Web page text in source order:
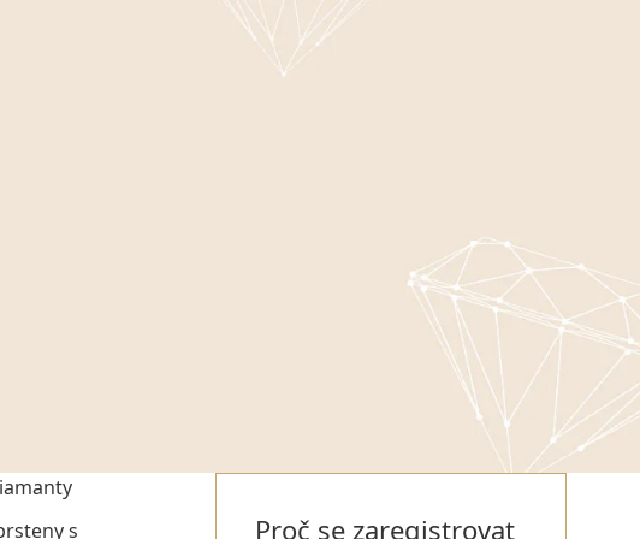
s
Proč se zaregistrovat